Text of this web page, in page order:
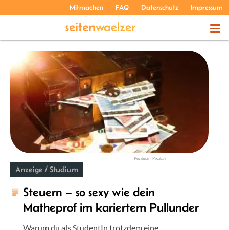
Mitmachen FAQ Datenschutz Impressum
THEMEN
PODCASTS
ÜBER UNS
Pezibear | Pixabay
Anzeige / Studium
Steuern – so sexy wie dein
Matheprof im kariertem Pullunder
Warum du als StudentIn trotzdem eine